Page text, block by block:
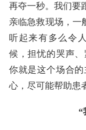
再夺一秒。我们要
亲临急救现场，一
听起来有多么令
候，担忧的哭声、
你就是这个场合
心，尽可能帮助患
“